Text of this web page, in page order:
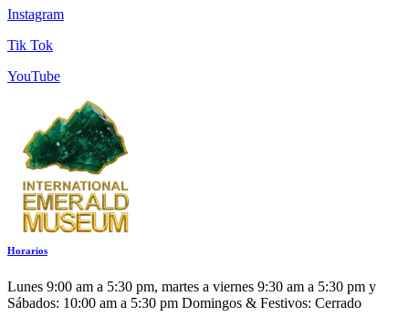
Instagram
Tik Tok
YouTube
Horarios
Lunes 9:00 am a 5:30 pm, martes a viernes 9:30 am a 5:30 pm y
Sábados: 10:00 am a 5:30 pm Domingos & Festivos: Cerrado